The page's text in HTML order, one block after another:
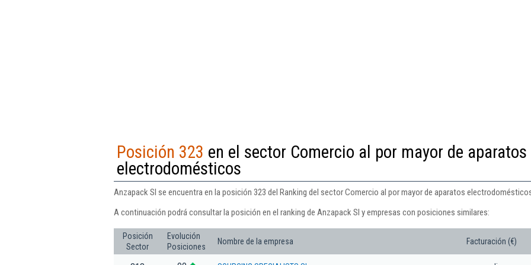
Posición 323 en el sector Comercio al por mayor de aparatos
electrodomésticos
Anzapack Sl se encuentra en la posición 323 del Ranking del sector Comercio al por mayor de aparatos
A continuación podrá consultar la posición en el ranking de Anzapack Sl y empresas con posiciones similares:
Posición
Sector
Evolución
Posiciones
Nombre de la empresa Facturación (€)